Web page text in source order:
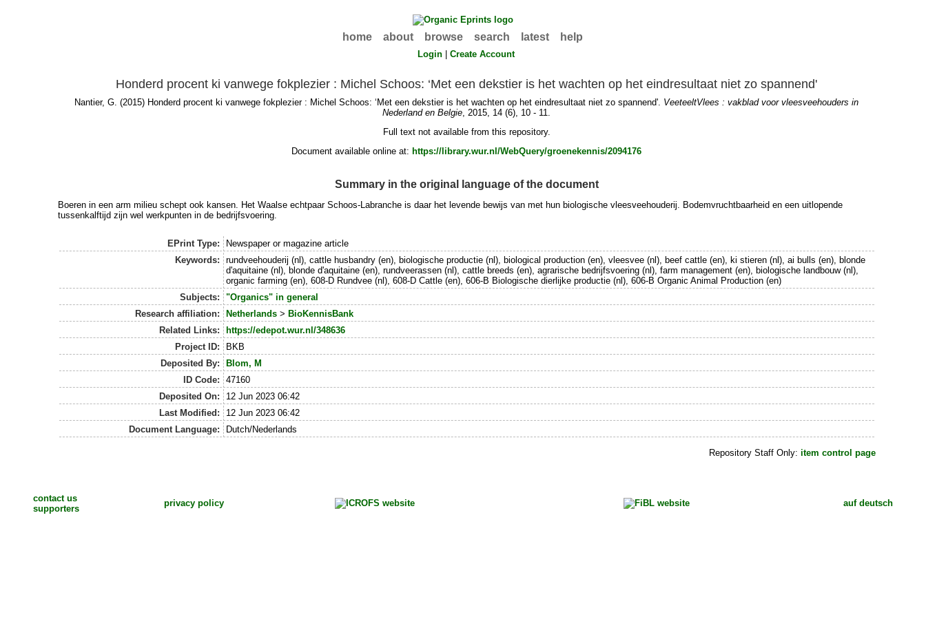
home about browse search latest help
Login |Create Account
Honderd procent ki vanwege fokplezier : Michel Schoos: ‘Met een dekstier is het wachten op het eindresultaat niet zo spannend'
Nantier, G. (2015) Honderd procent ki vanwege fokplezier : Michel Schoos: ‘Met een dekstier is het wachten op het eindresultaat niet zo spannend'. VeeteeltVlees : vakblad voor vleesveehouders in
Nederland en Belgie, 2015, 14 (6), 10 - 11.
Full text not available from this repository.
Document available online at: https://library.wur.nl/WebQuery/groenekennis/2094176
Summary in the original language of the document
Boeren in een arm milieu schept ook kansen. Het Waalse echtpaar Schoos-Labranche is daar het levende bewĳs van met hun biologische vleesveehouderĳ. Bodemvruchtbaarheid en een uitlopende
tussenkalftĳd zĳn wel werkpunten in de bedrĳfsvoering.
EPrint Type:
Newspaper or magazine article
Keywords:
rundveehouderij (nl), cattle husbandry (en), biologische productie (nl), biological production (en), vleesvee (nl), beef cattle (en), ki stieren (nl), ai bulls (en), blonde
d'aquitaine (nl), blonde d'aquitaine (en), rundveerassen (nl), cattle breeds (en), agrarische bedrijfsvoering (nl), farm management (en), biologische landbouw (nl),
organic farming (en), 608-D Rundvee (nl), 608-D Cattle (en), 606-B Biologische dierlijke productie (nl), 606-B Organic Animal Production (en)
Subjects:
"Organics" in general
Research affiliation:
Netherlands > BioKennisBank
Related Links:
https://edepot.wur.nl/348636
Project ID:
BKB
Deposited By:
Blom, M
ID Code:
47160
Deposited On:
12 Jun 2023 06:42
Last Modified:
12 Jun 2023 06:42
Document Language:
Dutch/Nederlands
Repository Staff Only: item control page
contact us
supporters
privacy policy auf deutsch